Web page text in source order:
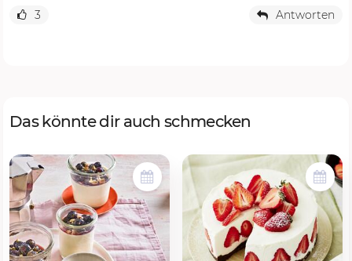
3 Antworten
Das könnte dir auch schmecken